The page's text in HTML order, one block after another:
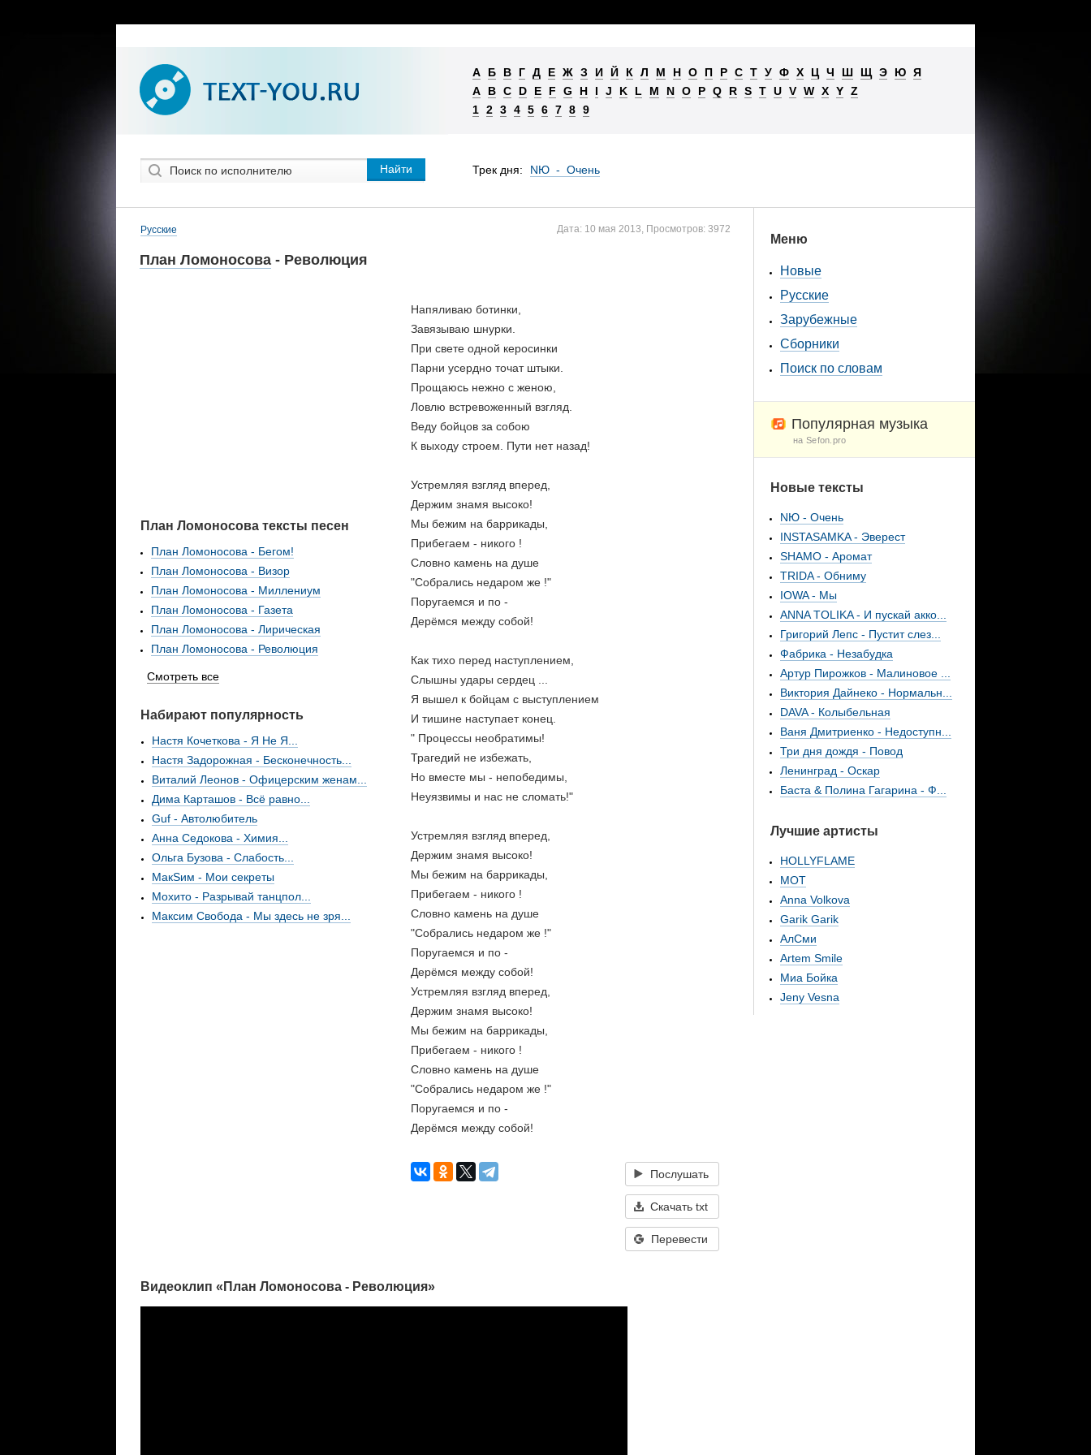
А Б В Г Д Е Ж З И Й К Л М Н О П Р С Т У Ф Х Ц Ч Ш Щ Э Ю Я
A
B C D E F G H I J K L M N O P Q R S T U V W X Y Z
1 2 3 4 5 6 7 8 9
Трек дня: NЮ - Очень
Русские Дата: 10 мая 2013, Просмотров: 3972
План Ломоносова - Революция
Напяливаю ботинки,
Завязываю шнурки.
При свете одной керосинки
Парни усердно точат штыки.
Прощаюсь нежно с женою,
Ловлю встревоженный взгляд.
Веду бойцов за собою
К выходу строем. Пути нет назад!
Устремляя взгляд вперед,
Держим знамя высоко!
Мы бежим на баррикады,
Прибегаем - никого !
Словно камень на душе
"Собрались недаром же !"
Поругаемся и по -
Дерёмся между собой!
Как тихо перед наступлением,
Слышны удары сердец ...
Я вышел к бойцам с выступлением
И тишине наступает конец.
" Процессы необратимы!
Трагедий не избежать,
Но вместе мы - непобедимы,
Неуязвимы и нас не сломать!"
Устремляя взгляд вперед,
Держим знамя высоко!
Мы бежим на баррикады,
Прибегаем - никого !
Словно камень на душе
"Собрались недаром же !"
Поругаемся и по -
Дерёмся между собой!
Устремляя взгляд вперед,
Держим знамя высоко!
Мы бежим на баррикады,
Прибегаем - никого !
Словно камень на душе
"Собрались недаром же !"
Поругаемся и по -
Дерёмся между собой!
Послушать
Скачать txt
Перевести
План Ломоносова тексты песен
План Ломоносова - Бегом!
План Ломоносова - Визор
План Ломоносова - Миллениум
План Ломоносова - Газета
План Ломоносова - Лирическая
План Ломоносова - Революция
Смотреть все
Набирают популярность
Настя Кочеткова - Я Не Я...
Настя Задорожная - Бесконечность...
Виталий Леонов - Офицерским женам...
Дима Карташов - Всё равно...
Guf - Автолюбитель
Анна Седокова - Химия...
Ольга Бузова - Слабость...
МакSим - Мои секреты
Мохито - Разрывай танцпол...
Максим Свобода - Мы здесь не зря...
Видеоклип «План Ломоносова - Революция»
Меню
Новые
Русские
Зарубежные
Сборники
Поиск по словам
Популярная музыка
на Sefon.pro
Новые тексты
NЮ - Очень
INSTASAMKA - Эверест
SHAMO - Аромат
TRIDA - Обниму
IOWA - Мы
ANNA TOLIKA - И пускай акко...
Григорий Лепс - Пустит слез...
Фабрика - Незабудка
Артур Пирожков - Малиновое ...
Виктория Дайнеко - Нормальн...
DAVA - Колыбельная
Ваня Дмитриенко - Недоступн...
Три дня дождя - Повод
Ленинград - Оскар
Баста & Полина Гагарина - Ф...
Лучшие артисты
HOLLYFLAME
МОТ
Anna Volkova
Garik Garik
АлСми
Artem Smile
Миа Бойка
Jeny Vesna